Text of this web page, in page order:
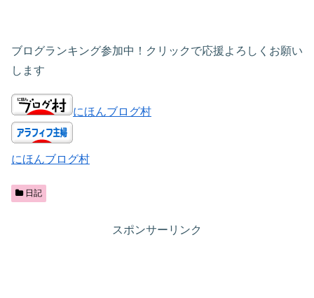
ブログランキング参加中！クリックで応援よろしくお願い
します
にほんブログ村
にほんブログ村
日記
スポンサーリンク